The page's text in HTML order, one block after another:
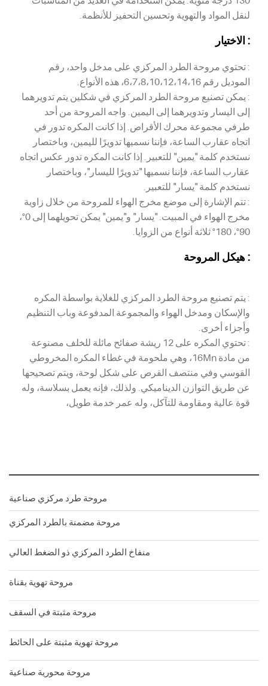
لنقل المواد والتهوية وتحسين التحفيز للأنظمة.
: الاختيار
: تحتوي مروحة الطرد المركزي على مدخل واحد، رقم
الموديل رقم 6،7،8،10،12،14،16، هذه الأنواع.
: يمكن تصنيع مروحة الطرد المركزي في شكلين يتم تدويرهما
إلى اليسار وتدويرهما إلى اليمين. واجه المروحة من أحد
طرفي مجموعة محرك الأقراص. إذا كانت المكره تدور في
اتجاه عقارب الساعة، فإننا نسميها تدويرًا لليمين، وباختصار
نستخدم كلمة "يمين" للتعبير. إذا كانت المكره تدور عكس اتجاه
عقارب الساعة، فإننا نسميها "تدويرًا لليسار"، وباختصار
نستخدم كلمة "يسار" للتعبير.
: تتم الإشارة إلى موضع مخرج الهواء للمروحة من خلال زاوية
مخرج الهواء في المبيت. "يسار" و"يمين" يمكن تحويلهما إلى 0°،
90°، 180° ثلاثة أنواع من الزوايا.
: هيكل المروحة
: يتم تصنيع مروحة الطرد المركزي للغلاية بواسطة المكره
والإسكان ومدخل الهواء والمجموعة المدفوعة وباب التنظيم
وأجزاء أخرى.
: تحتوي المكره على 12 ريشة صفائح مائلة للخلف مصنوعة
من مادة 16Mn، وهي ملحومة في غطاء المكره المخروطي
القوسي وفي منتصف القرص على شكل لوحة، ويتم تصحيحها
عن طريق التوازن الديناميكي. ولذلك، فإنه يعمل بسلاسة، وله
قوة عالية ومقاومة للتآكل، وله عمر خدمة طويل،
مروحة طرد مركزي صناعية
مروحة مضمنة بالطرد المركزي
منفاخ الطرد المركزي ذو الضغط العالي
مروحة تهوية بقناة
مروحة مثبتة في السقف
مروحة تهوية مثبتة على الحائط
مروحة محورية صناعية